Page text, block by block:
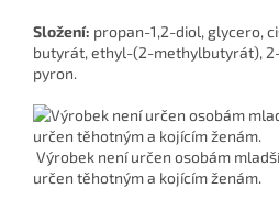
Složení: propan-1,2-diol, glycero,
butyrát, ethyl-(2-methylbutyrát),
pyron.
Výrobek není určen osobám
určen těhotným a kojícím ženám.